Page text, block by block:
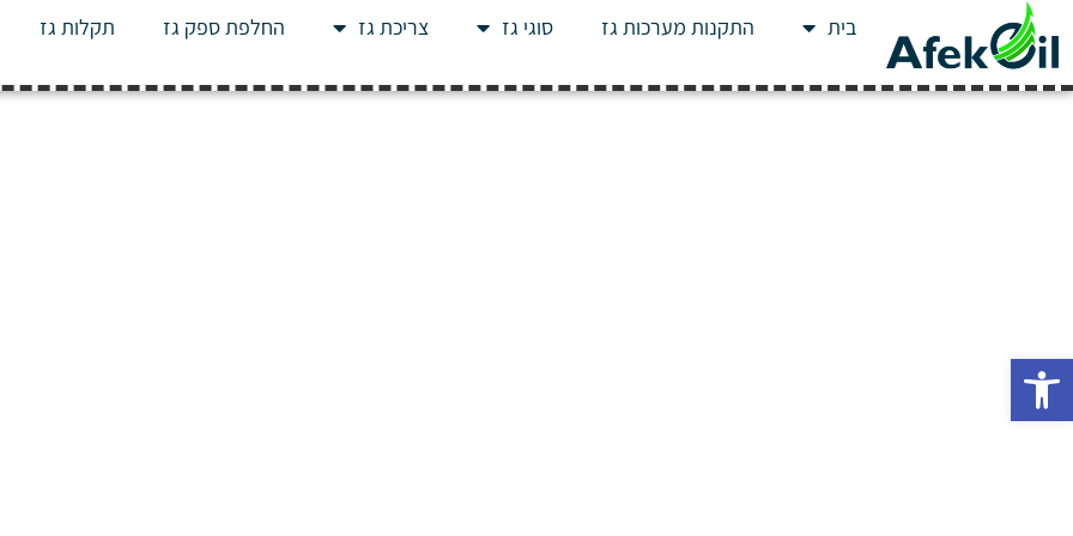
פתח סרגל נגישות
בית התקנות מערכות גז סוגי גז צריכת גז החלפת ספק גז תקלות גז